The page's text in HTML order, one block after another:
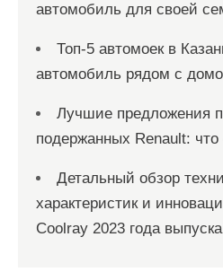
автомобиль для своей
Топ-5 автомоек в
автомобиль рядом с
Лучшие предложения
подержанных Renault: что
Детальный обзор
характеристик и
Coolray 2023 года выпуска